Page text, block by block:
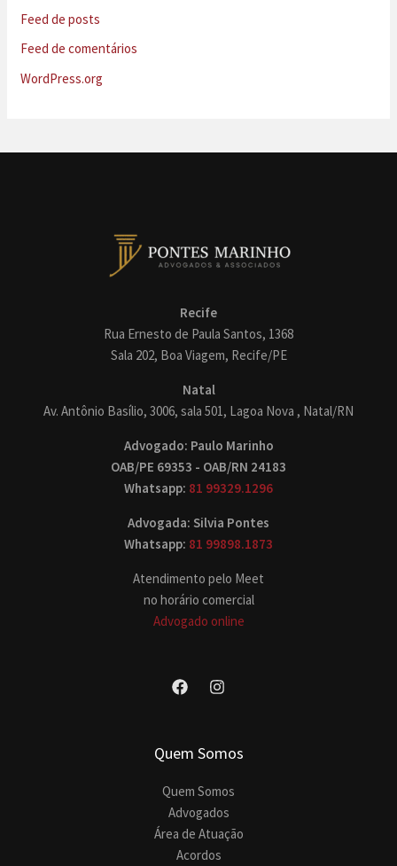
Feed de posts
Feed de comentários
WordPress.org
Recife
Rua Ernesto de Paula Santos, 1368
Sala 202, Boa Viagem, Recife/PE
Natal
Av. Antônio Basílio, 3006, sala 501, Lagoa Nova , Natal/RN
Advogado: Paulo Marinho
OAB/PE 69353 - OAB/RN 24183
Whatsapp: 81 99329.1296
Advogada: Silvia Pontes
Whatsapp: 81 99898.1873
Atendimento pelo Meet
no horário comercial
Advogado online
Quem Somos
Quem Somos
Advogados
Área de Atuação
Acordos